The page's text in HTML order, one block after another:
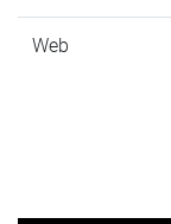
Web